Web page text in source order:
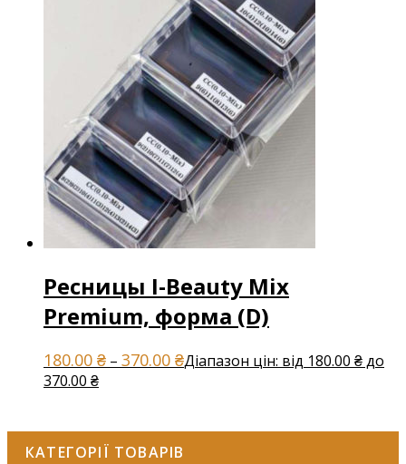
Ресницы I-Beauty Mix
Premium, форма (D)
180.00 ₴ – 370.00 ₴Діапазон цін: від 180.00 ₴ до
370.00 ₴
КАТЕГОРІЇ ТОВАРІВ